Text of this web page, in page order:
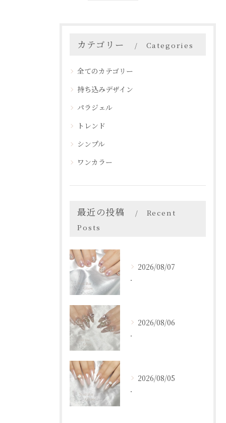
カテゴリー Categories
全てのカテゴリー
持ち込みデザイン
パラジェル
トレンド
シンプル
ワンカラー
最近の投稿
Recent
Posts
2026/08/07
．
2026/08/06
．
2026/08/05
．